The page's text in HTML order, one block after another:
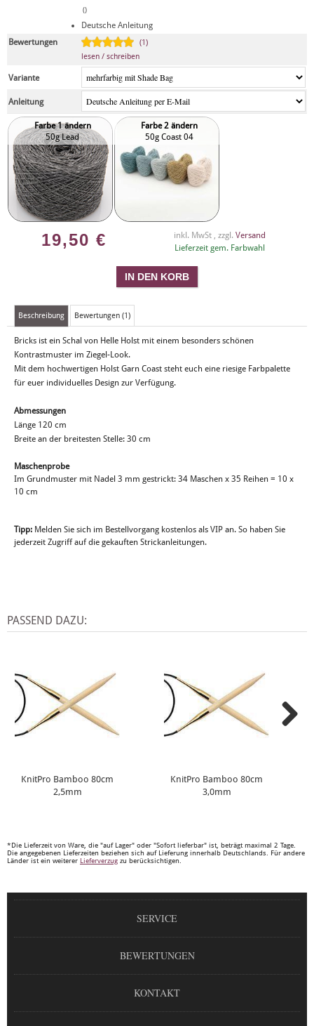
()
Deutsche Anleitung
Bewertungen
(1)
lesen / schreiben
Variante
Anleitung
Farbe 1 ändern
50g Lead
Farbe 2 ändern
50g Coast 04
19,50 € inkl. MwSt , zzgl. Versand
Lieferzeit gem. Farbwahl
Beschreibung Bewertungen (1)
Bricks ist ein Schal von Helle Holst mit einem besonders schönen
Kontrastmuster im Ziegel-Look.
Mit dem hochwertigen Holst Garn Coast steht euch eine riesige Farbpalette
für euer individuelles Design zur Verfügung.
Abmessungen
Länge 120 cm
Breite an der breitesten Stelle: 30 cm
Maschenprobe
Im Grundmuster mit Nadel 3 mm gestrickt: 34 Maschen x 35 Reihen = 10 x
10 cm
Tipp: Melden Sie sich im Bestellvorgang kostenlos als VIP an. So haben Sie
jederzeit Zugriff auf die gekauften Strickanleitungen.
PASSEND DAZU:
KnitPro Bamboo 80cm
2,5mm
KnitPro Bamboo 80cm
3,0mm
*Die Lieferzeit von Ware, die "auf Lager" oder "Sofort lieferbar" ist, beträgt maximal 2 Tage.
Die angegebenen Lieferzeiten beziehen sich auf Lieferung innerhalb Deutschlands. Für andere
Länder ist ein weiterer Lieferverzug zu berücksichtigen.
SERVICE
BEWERTUNGEN
KONTAKT